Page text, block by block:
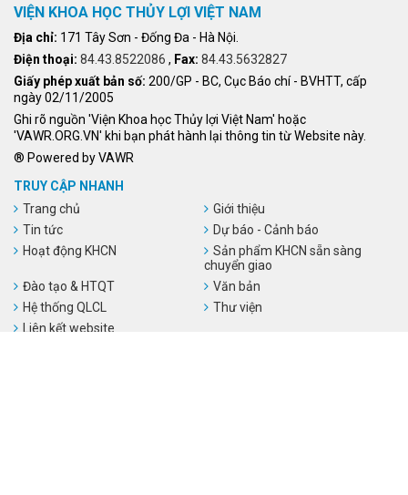
VIỆN KHOA HỌC THỦY LỢI VIỆT NAM
Địa chỉ: 171 Tây Sơn - Đống Đa - Hà Nội.
Điện thoại: 84.43.8522086 , Fax: 84.43.5632827
Giấy phép xuất bản số: 200/GP - BC, Cục Báo chí - BVHTT, cấp
ngày 02/11/2005
Ghi rõ nguồn 'Viện Khoa học Thủy lợi Việt Nam' hoặc
'VAWR.ORG.VN' khi bạn phát hành lại thông tin từ Website này.
® Powered by VAWR
TRUY CẬP NHANH
Trang chủ
Giới thiệu
Tin tức
Dự báo - Cảnh báo
Hoạt động KHCN
Sản phẩm KHCN sẵn sàng
chuyển giao
Đào tạo & HTQT
Văn bản
Hệ thống QLCL
Thư viện
Liên kết website